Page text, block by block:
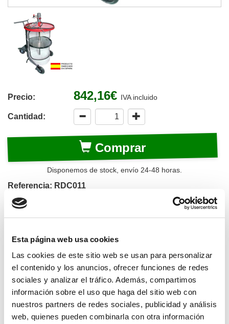
Esta página web usa cookies
Las cookies de este sitio web se usan para personalizar
el contenido y los anuncios, ofrecer funciones de redes
sociales y analizar el tráfico. Además, compartimos
información sobre el uso que haga del sitio web con
nuestros partners de redes sociales, publicidad y análisis
web, quienes pueden combinarla con otra información
Precio: 842,16€ IVA incluido
Cantidad:
Comprar
Disponemos de stock, envío 24-48 horas.
Referencia: RDC011
Equipo para el engrase desde bidones de 185 kilos. Marca
de 1/4", tapa de bidón, plato seguidor, rótula triple, pistola
Este equipo de engrase está fabricado en España y tiene
varias ventajas. El carro dispone de manillar para facilitar
el traslado del bidón, el plato seguidor está recubierto de
goma para facilitar la compresión de la grasa y la bomba
es de excelente calidad y prestaciones.